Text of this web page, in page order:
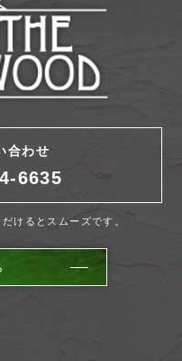
合わせ
6635
けるとスムーズです。